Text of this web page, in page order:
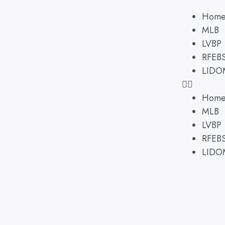
Home
MLB
LVBP
Home
MLB
LVBP